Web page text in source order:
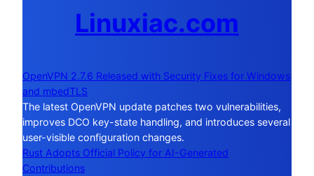
Linuxiac.com
OpenVPN 2.7.6 Released with Security Fixes for Windows
and mbedTLS
The latest OpenVPN update patches two vulnerabilities,
improves DCO key-state handling, and introduces several
user-visible configuration changes.
Rust Adopts Official Policy for AI-Generated
Contributions